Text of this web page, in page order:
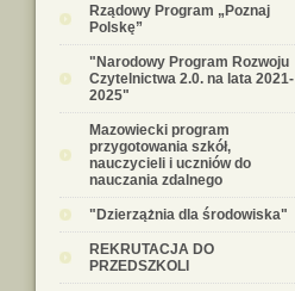
Rządowy Program „Poznaj
Polskę”
"Narodowy Program Rozwoju
Czytelnictwa 2.0. na lata 2021-
2025"
Mazowiecki program
przygotowania szkół,
nauczycieli i uczniów do
nauczania zdalnego
"Dzierzążnia dla środowiska"
REKRUTACJA DO
PRZEDSZKOLI